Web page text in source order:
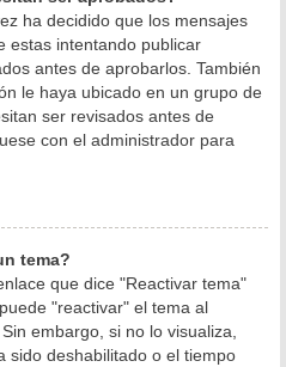
ha decidido que los mensajes
estas intentando publicar
antes de aprobarlos. También
le haya ubicado en un grupo de
ser revisados antes de
con el administrador para
tema?
que dice "Reactivar tema"
"reactivar" el tema al
embargo, si no lo visualiza,
sido deshabilitado o el tiempo